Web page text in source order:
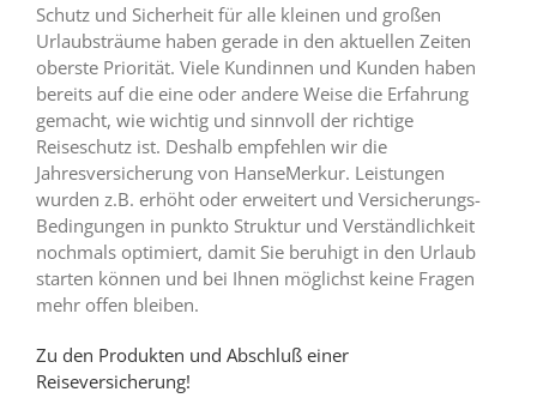
Schutz und Sicherheit für alle kleinen und großen
Urlaubsträume haben gerade in den aktuellen Zeiten
oberste Priorität. Viele Kundinnen und Kunden haben
bereits auf die eine oder andere Weise die Erfahrung
gemacht, wie wichtig und sinnvoll der richtige
Reiseschutz ist. Deshalb empfehlen wir die
Jahresversicherung von HanseMerkur. Leistungen
wurden z.B. erhöht oder erweitert und Versicherungs-
Bedingungen in punkto Struktur und Verständlichkeit
nochmals optimiert, damit Sie beruhigt in den Urlaub
starten können und bei Ihnen möglichst keine Fragen
mehr offen bleiben.
Zu den Produkten und Abschluß einer
Reiseversicherung!